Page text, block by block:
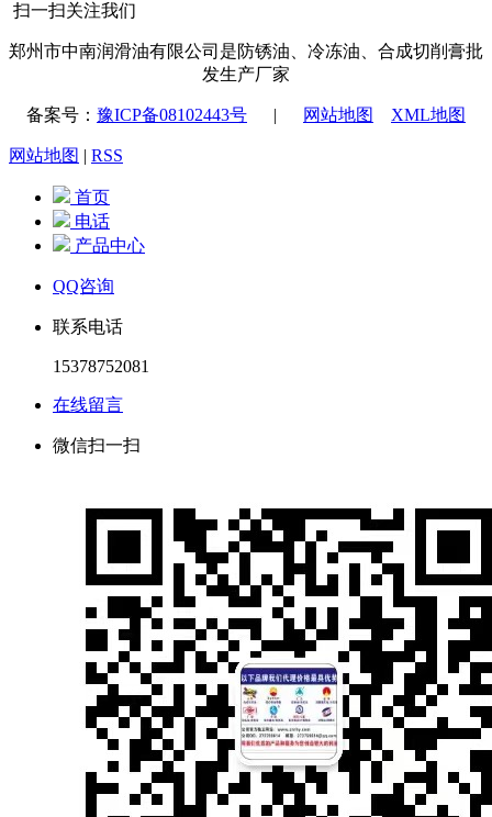
扫一扫关注我们
郑州市中南润滑油有限公司是防锈油、冷冻油、合成切削膏批
发生产厂家
备案号： 豫ICP备08102443号 | 网站地图 XML地图
网站地图 | RSS
首页
电话
产品中心
QQ咨询
联系电话
15378752081
在线留言
微信扫一扫